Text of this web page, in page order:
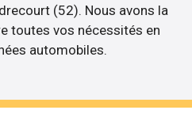
(52). Nous avons la
toutes vos nécessités en
automobiles.